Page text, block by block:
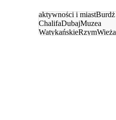
aktywności i miastBurdż
ChalifaDubajMuzea
WatykańskieRzymWieża